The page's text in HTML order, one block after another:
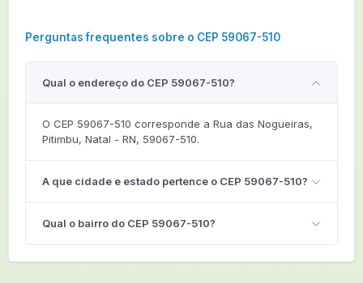
Perguntas frequentes sobre o CEP 59067-510
Qual o endereço do CEP 59067-510?
O CEP 59067-510 corresponde a Rua das Nogueiras,
Pitimbu, Natal - RN, 59067-510.
A que cidade e estado pertence o CEP 59067-510?
Qual o bairro do CEP 59067-510?